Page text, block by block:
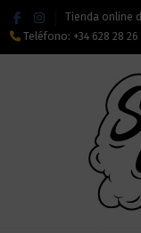
Tienda online
Teléfono: +34 628 28 26